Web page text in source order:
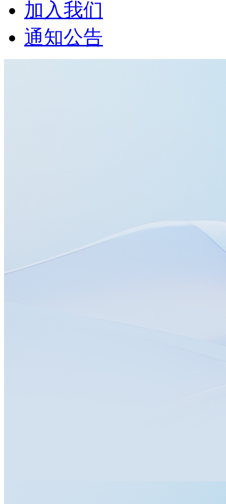
加入我们
通知公告